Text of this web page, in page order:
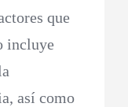
que
incluye
así como